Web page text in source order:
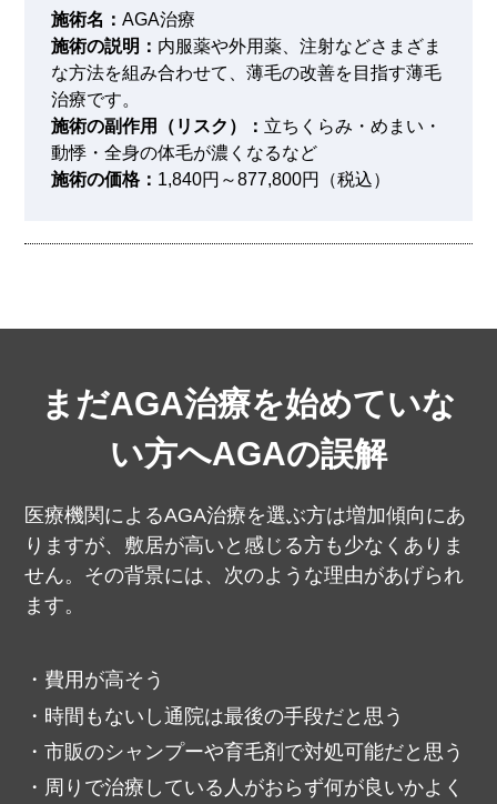
施術名：AGA治療
施術の説明： 内服薬や外用薬、注射などさまざま
な方法を組み合わせて、薄毛の改善を目指す薄毛
治療です。
施術の副作用（リスク）： 立ちくらみ・めまい・
動悸・全身の体毛が濃くなるなど
施術の価格： 1,840円～877,800円（税込）
まだAGA治療を始めていな
い方へAGAの誤解
医療機関によるAGA治療を選ぶ方は増加傾向にあ
りますが、敷居が高いと感じる方も少なくありま
せん。 その背景には、次のような理由があげられ
ます。
費用が高そう
時間もないし通院は最後の手段だと思う
市販のシャンプーや育毛剤で対処可能だと思う
周りで治療している人がおらず何が良いかよく